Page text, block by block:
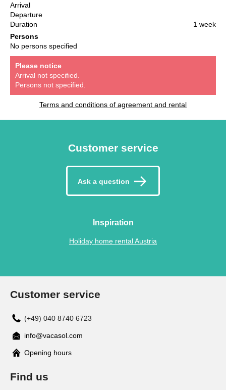
Arrival
Departure
Duration
1 week
Persons
No persons specified
Please notice
Arrival not specified.
Persons not specified.
Terms and conditions of agreement and rental
Customer service
Ask a question
Inspiration
Holiday home rental Austria
Customer service
(+49) 040 8740 6723
info@vacasol.com
Opening hours
Find us